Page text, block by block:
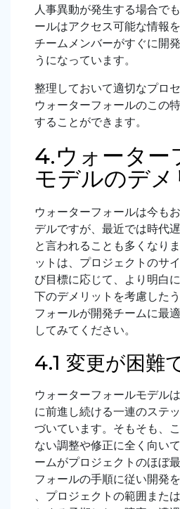
人事異動が発生する場合で
ールはアクセス可能な情報
チームメンバーがすぐに開
うになっています。
整理しておいて適切なプロ
ウォーターフォールのこの
することができます。
4.ウォーター
モデルのデメ
ウォーターフォールは今も
デルですが、最近では時代
と言われることも多くなり
ットは、プロジェクトのサ
び目標に応じて、より明白
下のデメリットを考慮した
フォールが開発チームに最
してみてください。
4.1 変更が困難
ウォーターフォールモデル
に前進し続ける一連のステ
づいています。そもそも、
ない調整や修正に全く向い
ームがプロジェクトのほぼ
フォールの手順に従い開発
、プロジェクトの範囲また